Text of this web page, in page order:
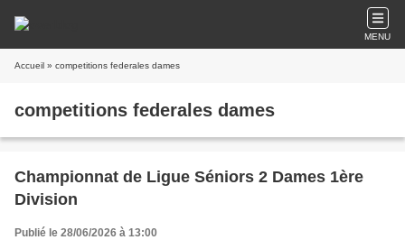
MENU
Accueil » competitions federales dames
competitions federales dames
Championnat de Ligue Séniors 2 Dames 1ère
Division
Publié le 28/06/2026 à 13:00